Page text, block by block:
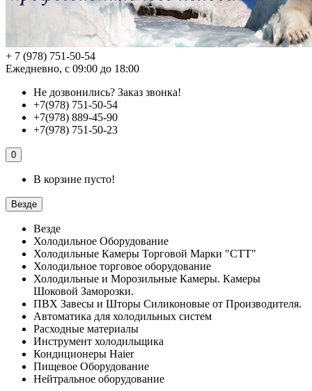
+ 7 (978) 751-50-54
Ежедневно, с 09:00 до 18:00
Не дозвонились? Заказ звонка!
+7(978) 751-50-54
+7(978) 889-45-90
+7(978) 751-50-23
0
В корзине пусто!
Везде
Везде
Холодильное Оборудование
Холодильные Камеры Торговой Марки "СТТ"
Холодильное торговое оборудование
Холодильные и Морозильные Камеры. Камеры
Шоковой Заморозки.
ПВХ Завесы и Шторы Силиконовые от Производителя.
Автоматика для холодильных систем
Расходные материалы
Инструмент холодильщика
Кондиционеры Haier
Пищевое Оборудование
Нейтральное оборудование